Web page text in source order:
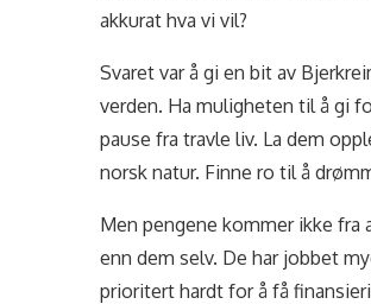
akkurat hva vi vil?
Svaret var å gi en bit av
verden. Ha muligheten til å gi
pause fra travle liv. La dem
norsk natur. Finne ro til å
Men pengene kommer ikke fra
enn dem selv. De har jobbet
prioritert hardt for å få